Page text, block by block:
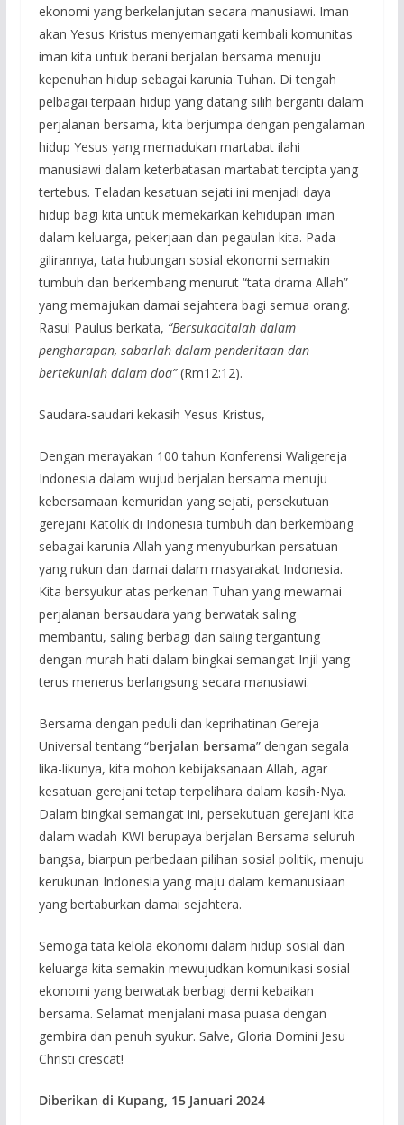
ekonomi yang berkelanjutan secara manusiawi. Iman
akan Yesus Kristus menyemangati kembali komunitas
iman kita untuk berani berjalan bersama menuju
kepenuhan hidup sebagai karunia Tuhan. Di tengah
pelbagai terpaan hidup yang datang silih berganti dalam
perjalanan bersama, kita berjumpa dengan pengalaman
hidup Yesus yang memadukan martabat ilahi
manusiawi dalam keterbatasan martabat tercipta yang
tertebus. Teladan kesatuan sejati ini menjadi daya
hidup bagi kita untuk memekarkan kehidupan iman
dalam keluarga, pekerjaan dan pegaulan kita. Pada
gilirannya, tata hubungan sosial ekonomi semakin
tumbuh dan berkembang menurut “tata drama Allah”
yang memajukan damai sejahtera bagi semua orang.
Rasul Paulus berkata, “Bersukacitalah dalam
pengharapan, sabarlah dalam penderitaan dan
bertekunlah dalam doa”(Rm12:12).
Saudara-saudari kekasih Yesus Kristus,
Dengan merayakan 100 tahun Konferensi Waligereja
Indonesia dalam wujud berjalan bersama menuju
kebersamaan kemuridan yang sejati, persekutuan
gerejani Katolik di Indonesia tumbuh dan berkembang
sebagai karunia Allah yang menyuburkan persatuan
yang rukun dan damai dalam masyarakat Indonesia.
Kita bersyukur atas perkenan Tuhan yang mewarnai
perjalanan bersaudara yang berwatak saling
membantu, saling berbagi dan saling tergantung
dengan murah hati dalam bingkai semangat Injil yang
terus menerus berlangsung secara manusiawi.
Bersama dengan peduli dan keprihatinan Gereja
Universal tentang “berjalan bersama” dengan segala
lika-likunya, kita mohon kebijaksanaan Allah, agar
kesatuan gerejani tetap terpelihara dalam kasih-Nya.
Dalam bingkai semangat ini, persekutuan gerejani kita
dalam wadah KWI berupaya berjalan Bersama seluruh
bangsa, biarpun perbedaan pilihan sosial politik, menuju
kerukunan Indonesia yang maju dalam kemanusiaan
yang bertaburkan damai sejahtera.
Semoga tata kelola ekonomi dalam hidup sosial dan
keluarga kita semakin mewujudkan komunikasi sosial
ekonomi yang berwatak berbagi demi kebaikan
bersama. Selamat menjalani masa puasa dengan
gembira dan penuh syukur. Salve, Gloria Domini Jesu
Christi crescat!
Diberikan di Kupang, 15 Januari 2024